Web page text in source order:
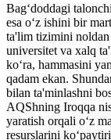
Bag‘doddagi
esa o‘z ishini bir
ta'lim tizimini
universitet va xalq
ko‘ra, hammasini
qadam ekan.
bilan ta'minlashni
AQShning Iroqqa
yaratish orqali o‘z
resurslarini